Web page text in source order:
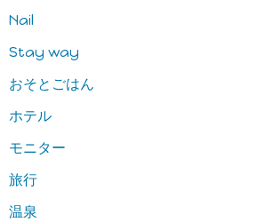
Nail
Stay way
おそとごはん
ホテル
モニター
旅行
温泉